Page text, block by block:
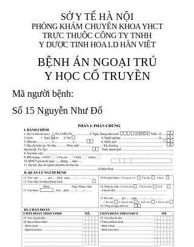
SỞ Y TẾ HÀ NỘI
PHÒNG KHÁM CHUYÊN KHOA YHCT
TRỰC THUỘC CÔNG TY TNHH
Y DƯỢC TINH HOA LD HÀN VIỆT
BỆNH ÁN NGOẠI TRÚ
Y HỌC CỔ TRUYỀN
Mã người bệnh:
Số 15 Nguyễn Như Đổ
1. Họ và tên (In
hoa):
1 9 9 5
8
8
X
X